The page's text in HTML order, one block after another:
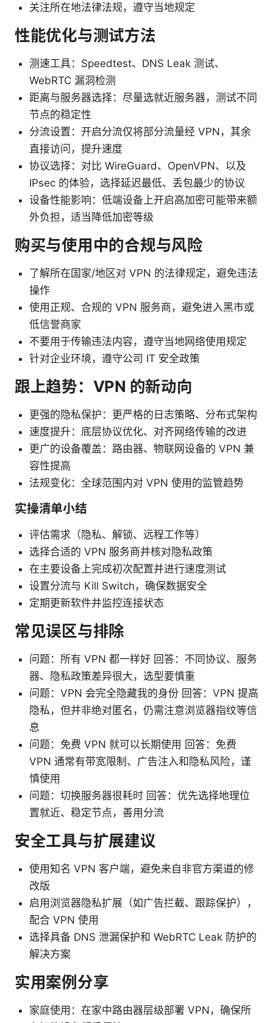
关注所在地法律法规，遵守当地规定
性能优化与测试方法
测速工具：Speedtest、DNS Leak 测试、
WebRTC 漏洞检测
距离与服务器选择：尽量选就近服务器，测试不同
节点的稳定性
分流设置：开启分流仅将部分流量经 VPN，其余
直接访问，提升速度
协议选择：对比 WireGuard、OpenVPN、以及
IPsec 的体验，选择延迟最低、丢包最少的协议
设备性能影响：低端设备上开启高加密可能带来额
外负担，适当降低加密等级
购买与使用中的合规与风险
了解所在国家/地区对 VPN 的法律规定，避免违法
操作
使用正规、合规的 VPN 服务商，避免进入黑市或
低信誉商家
不要用于传输违法内容，遵守当地网络使用规定
针对企业环境，遵守公司 IT 安全政策
跟上趋势：VPN 的新动向
更强的隐私保护：更严格的日志策略、分布式架构
速度提升：底层协议优化、对齐网络传输的改进
更广的设备覆盖：路由器、物联网设备的 VPN 兼
容性提高
法规变化：全球范围内对 VPN 使用的监管趋势
实操清单小结
评估需求（隐私、解锁、远程工作等）
选择合适的 VPN 服务商并核对隐私政策
在主要设备上完成初次配置并进行速度测试
设置分流与 Kill Switch，确保数据安全
定期更新软件并监控连接状态
常见误区与排除
问题：所有 VPN 都一样好 回答：不同协议、服务
器、隐私政策差异很大，选型要慎重
问题：VPN 会完全隐藏我的身份 回答：VPN 提高
隐私，但并非绝对匿名，仍需注意浏览器指纹等信
息
问题：免费 VPN 就可以长期使用 回答：免费
VPN 通常有带宽限制、广告注入和隐私风险，谨
慎使用
问题：切换服务器很耗时 回答：优先选择地理位
置就近、稳定节点，善用分流
安全工具与扩展建议
使用知名 VPN 客户端，避免来自非官方渠道的修
改版
启用浏览器隐私扩展（如广告拦截、跟踪保护），
配合 VPN 使用
选择具备 DNS 泄漏保护和 WebRTC Leak 防护的
解决方案
实用案例分享
家庭使用：在家中路由器层级部署 VPN，确保所